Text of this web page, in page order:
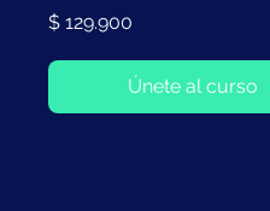
$ 129.900
Únete al curso